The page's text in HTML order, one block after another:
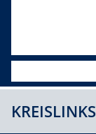
KREISLINKS